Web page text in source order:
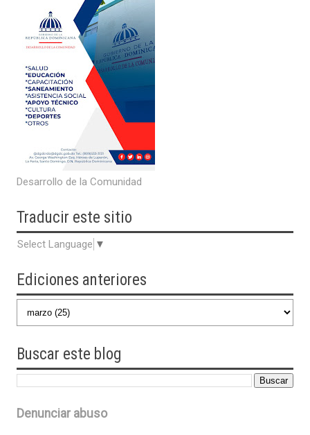
Desarrollo de la Comunidad
Traducir este sitio
Select Language ▼
Ediciones anteriores
Buscar este blog
Denunciar abuso